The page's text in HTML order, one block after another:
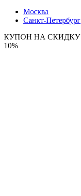
Москва
Санкт-Петербург
КУПОН НА СКИДКУ
10%